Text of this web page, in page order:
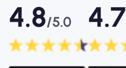
4.8/5.0 4.7